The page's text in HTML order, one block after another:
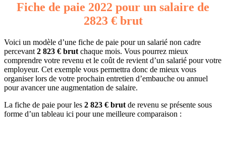
Fiche de paie 2022 pour un salaire de
2823 € brut
Voici un modèle d’une fiche de paie pour un salarié non cadre
percevant 2 823 € brut chaque mois. Vous pourrez mieux
comprendre votre revenu et le coût de revient d’un salarié pour votre
employeur. Cet exemple vous permettra donc de mieux vous
organiser lors de votre prochain entretien d’embauche ou annuel
pour avancer une augmentation de salaire.
La fiche de paie pour les 2 823 € brut de revenu se présente sous
forme d’un tableau ici pour une meilleure comparaison :